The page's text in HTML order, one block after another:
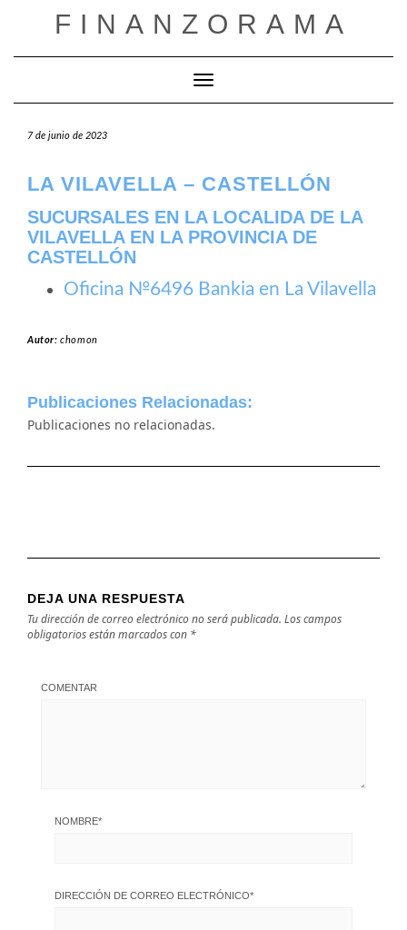
FINANZORAMA
Cambiar modo de navegación
7 de junio de 2023
LA VILAVELLA – CASTELLÓN
SUCURSALES EN LA LOCALIDA DE LA
VILAVELLA EN LA PROVINCIA DE
CASTELLÓN
Oficina №6496 Bankia en La Vilavella
Autor:chomon
Publicaciones Relacionadas:
Publicaciones no relacionadas.
DEJA UNA RESPUESTA
Tu dirección de correo electrónico no será publicada. Los campos
obligatorios están marcados con *
COMENTAR
NOMBRE*
DIRECCIÓN DE CORREO ELECTRÓNICO*